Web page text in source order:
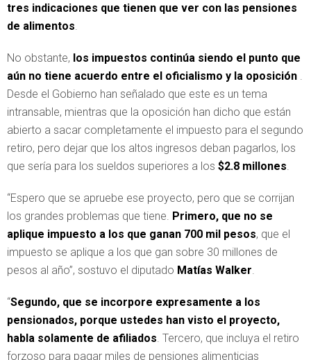
tres indicaciones que tienen que ver con las pensiones
de alimentos
No obstante, los impuestos continúa siendo el punto que
aún no tiene acuerdo entre el oficialismo y la oposición
Desde el Gobierno han señalado que este es un tema
intransable, mientras que la oposición han dicho que están
abierto a sacar completamente el impuesto para el segundo
retiro, pero dejar que los altos ingresos deban pagarlos, los
que sería para los sueldos superiores a los $2.8 millones
“Espero que se apruebe ese proyecto, pero que se corrijan
los grandes problemas que tiene. Primero, que no se
aplique impuesto a los que ganan 700 mil pesos, que el
impuesto se aplique a los que gan sobre 30 millones de
pesos al año”, sostuvo el diputado Matías Walker
“Segundo, que se incorpore expresamente a los
pensionados, porque ustedes han visto el proyecto,
habla solamente de afiliados . Tercero, que incluya el retiro
forzoso para pagar miles de pensiones alimenticias